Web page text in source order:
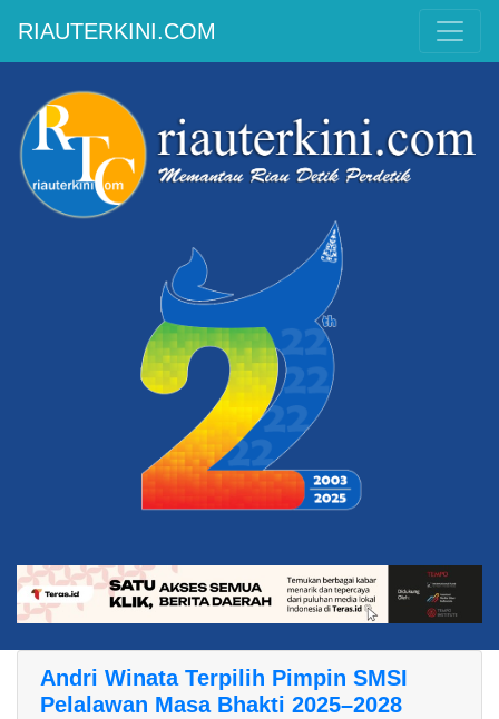
RIAUTERKINI.COM
Andri Winata Terpilih Pimpin SMSI
Pelalawan Masa Bhakti 2025–2028